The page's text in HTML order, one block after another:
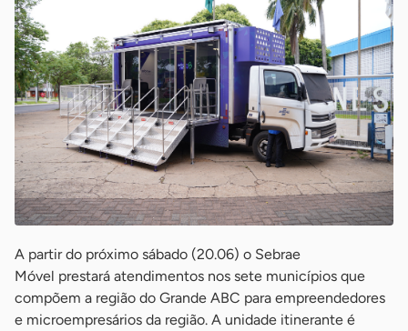
A partir do próximo sábado (20.06) o Sebrae
Móvel prestará atendimentos nos sete municípios que
compõem a região do Grande ABC para empreendedores
e microempresários da região. A unidade itinerante é